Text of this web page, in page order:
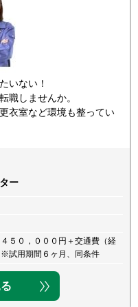
いない！
職しませんか。
衣室など環境も整ってい
ー
５０，０００円＋交通費（経
試用期間６ヶ月、同条件